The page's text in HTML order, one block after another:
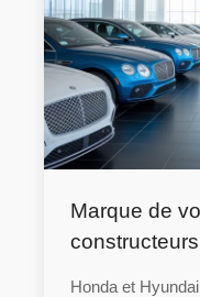
Marque de
constructeurs
Honda et